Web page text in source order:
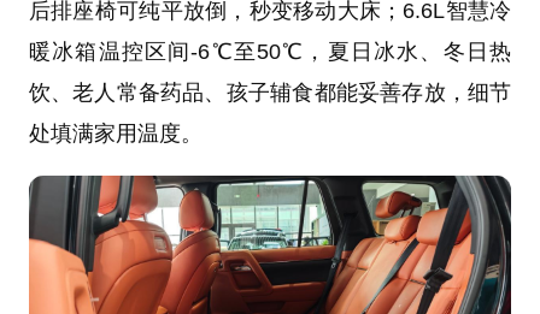
后排座椅可纯平放倒，秒变移动大床；6.6L智慧冷
暖冰箱温控区间-6℃至50℃，夏日冰水、冬日热
饮、老人常备药品、孩子辅食都能妥善存放，细节
处填满家用温度。